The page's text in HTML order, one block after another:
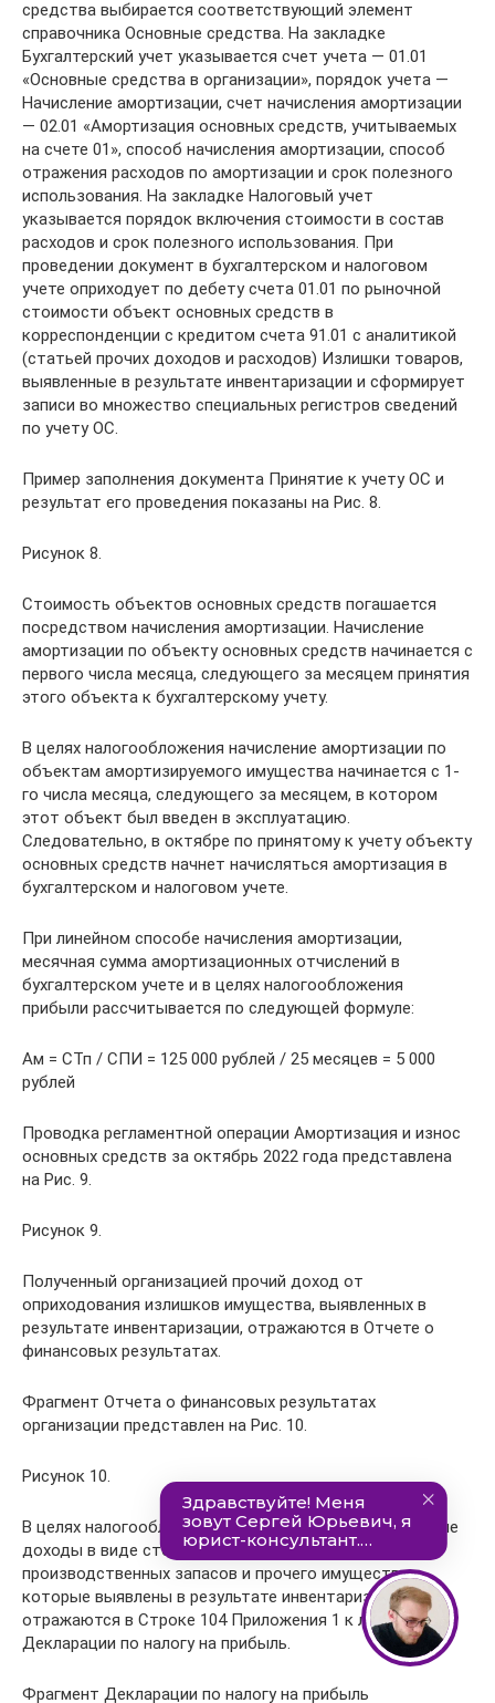
средства выбирается соответствующий элемент
справочника Основные средства. На закладке
Бухгалтерский учет указывается счет учета — 01.01
«Основные средства в организации», порядок учета —
Начисление амортизации, счет начисления амортизации
— 02.01 «Амортизация основных средств, учитываемых
на счете 01», способ начисления амортизации, способ
отражения расходов по амортизации и срок полезного
использования. На закладке Налоговый учет
указывается порядок включения стоимости в состав
расходов и срок полезного использования. При
проведении документ в бухгалтерском и налоговом
учете оприходует по дебету счета 01.01 по рыночной
стоимости объект основных средств в
корреспонденции с кредитом счета 91.01 с аналитикой
(статьей прочих доходов и расходов) Излишки товаров,
выявленные в результате инвентаризации и сформирует
записи во множество специальных регистров сведений
по учету ОС.
Пример заполнения документа Принятие к учету ОС и
результат его проведения показаны на Рис. 8.
Рисунок 8.
Стоимость объектов основных средств погашается
посредством начисления амортизации. Начисление
амортизации по объекту основных средств начинается с
первого числа месяца, следующего за месяцем принятия
этого объекта к бухгалтерскому учету.
В целях налогообложения начисление амортизации по
объектам амортизируемого имущества начинается с 1-
го числа месяца, следующего за месяцем, в котором
этот объект был введен в эксплуатацию.
Следовательно, в октябре по принятому к учету объекту
основных средств начнет начисляться амортизация в
бухгалтерском и налоговом учете.
При линейном способе начисления амортизации,
месячная сумма амортизационных отчислений в
бухгалтерском учете и в целях налогообложения
прибыли рассчитывается по следующей формуле:
Ам = СТп / СПИ = 125 000 рублей / 25 месяцев = 5 000
рублей
Проводка регламентной операции Амортизация и износ
основных средств за октябрь 2022 года представлена
на Рис. 9.
Рисунок 9.
Полученный организацией прочий доход от
оприходования излишков имущества, выявленных в
результате инвентаризации, отражаются в Отчете о
финансовых результатах.
Фрагмент Отчета о финансовых результатах
организации представлен на Рис. 10.
Рисунок 10.
В целях налогообложения прибыли, внереализационные
доходы в виде стоимости излишков материально-
производственных запасов и прочего имущества,
которые выявлены в результате инвентаризации,
отражаются в Строке 104 Приложения 1 к листу 02
Декларации по налогу на прибыль.
Фрагмент Декларации по налогу на прибыль